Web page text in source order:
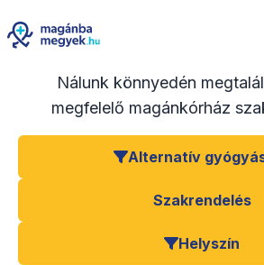
Nálunk könnyedén
megfelelő magánkórház
Alternatív
Szakrendelés
Helyszín